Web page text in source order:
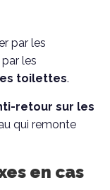
par les
les
toilettes.
retour sur les
qui remonte
en cas